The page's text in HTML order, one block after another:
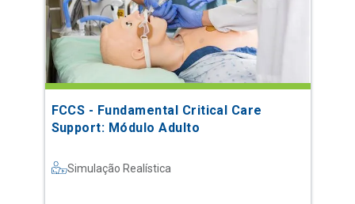
FCCS - Fundamental Critical Care
Support: Módulo Adulto
Simulação Realística